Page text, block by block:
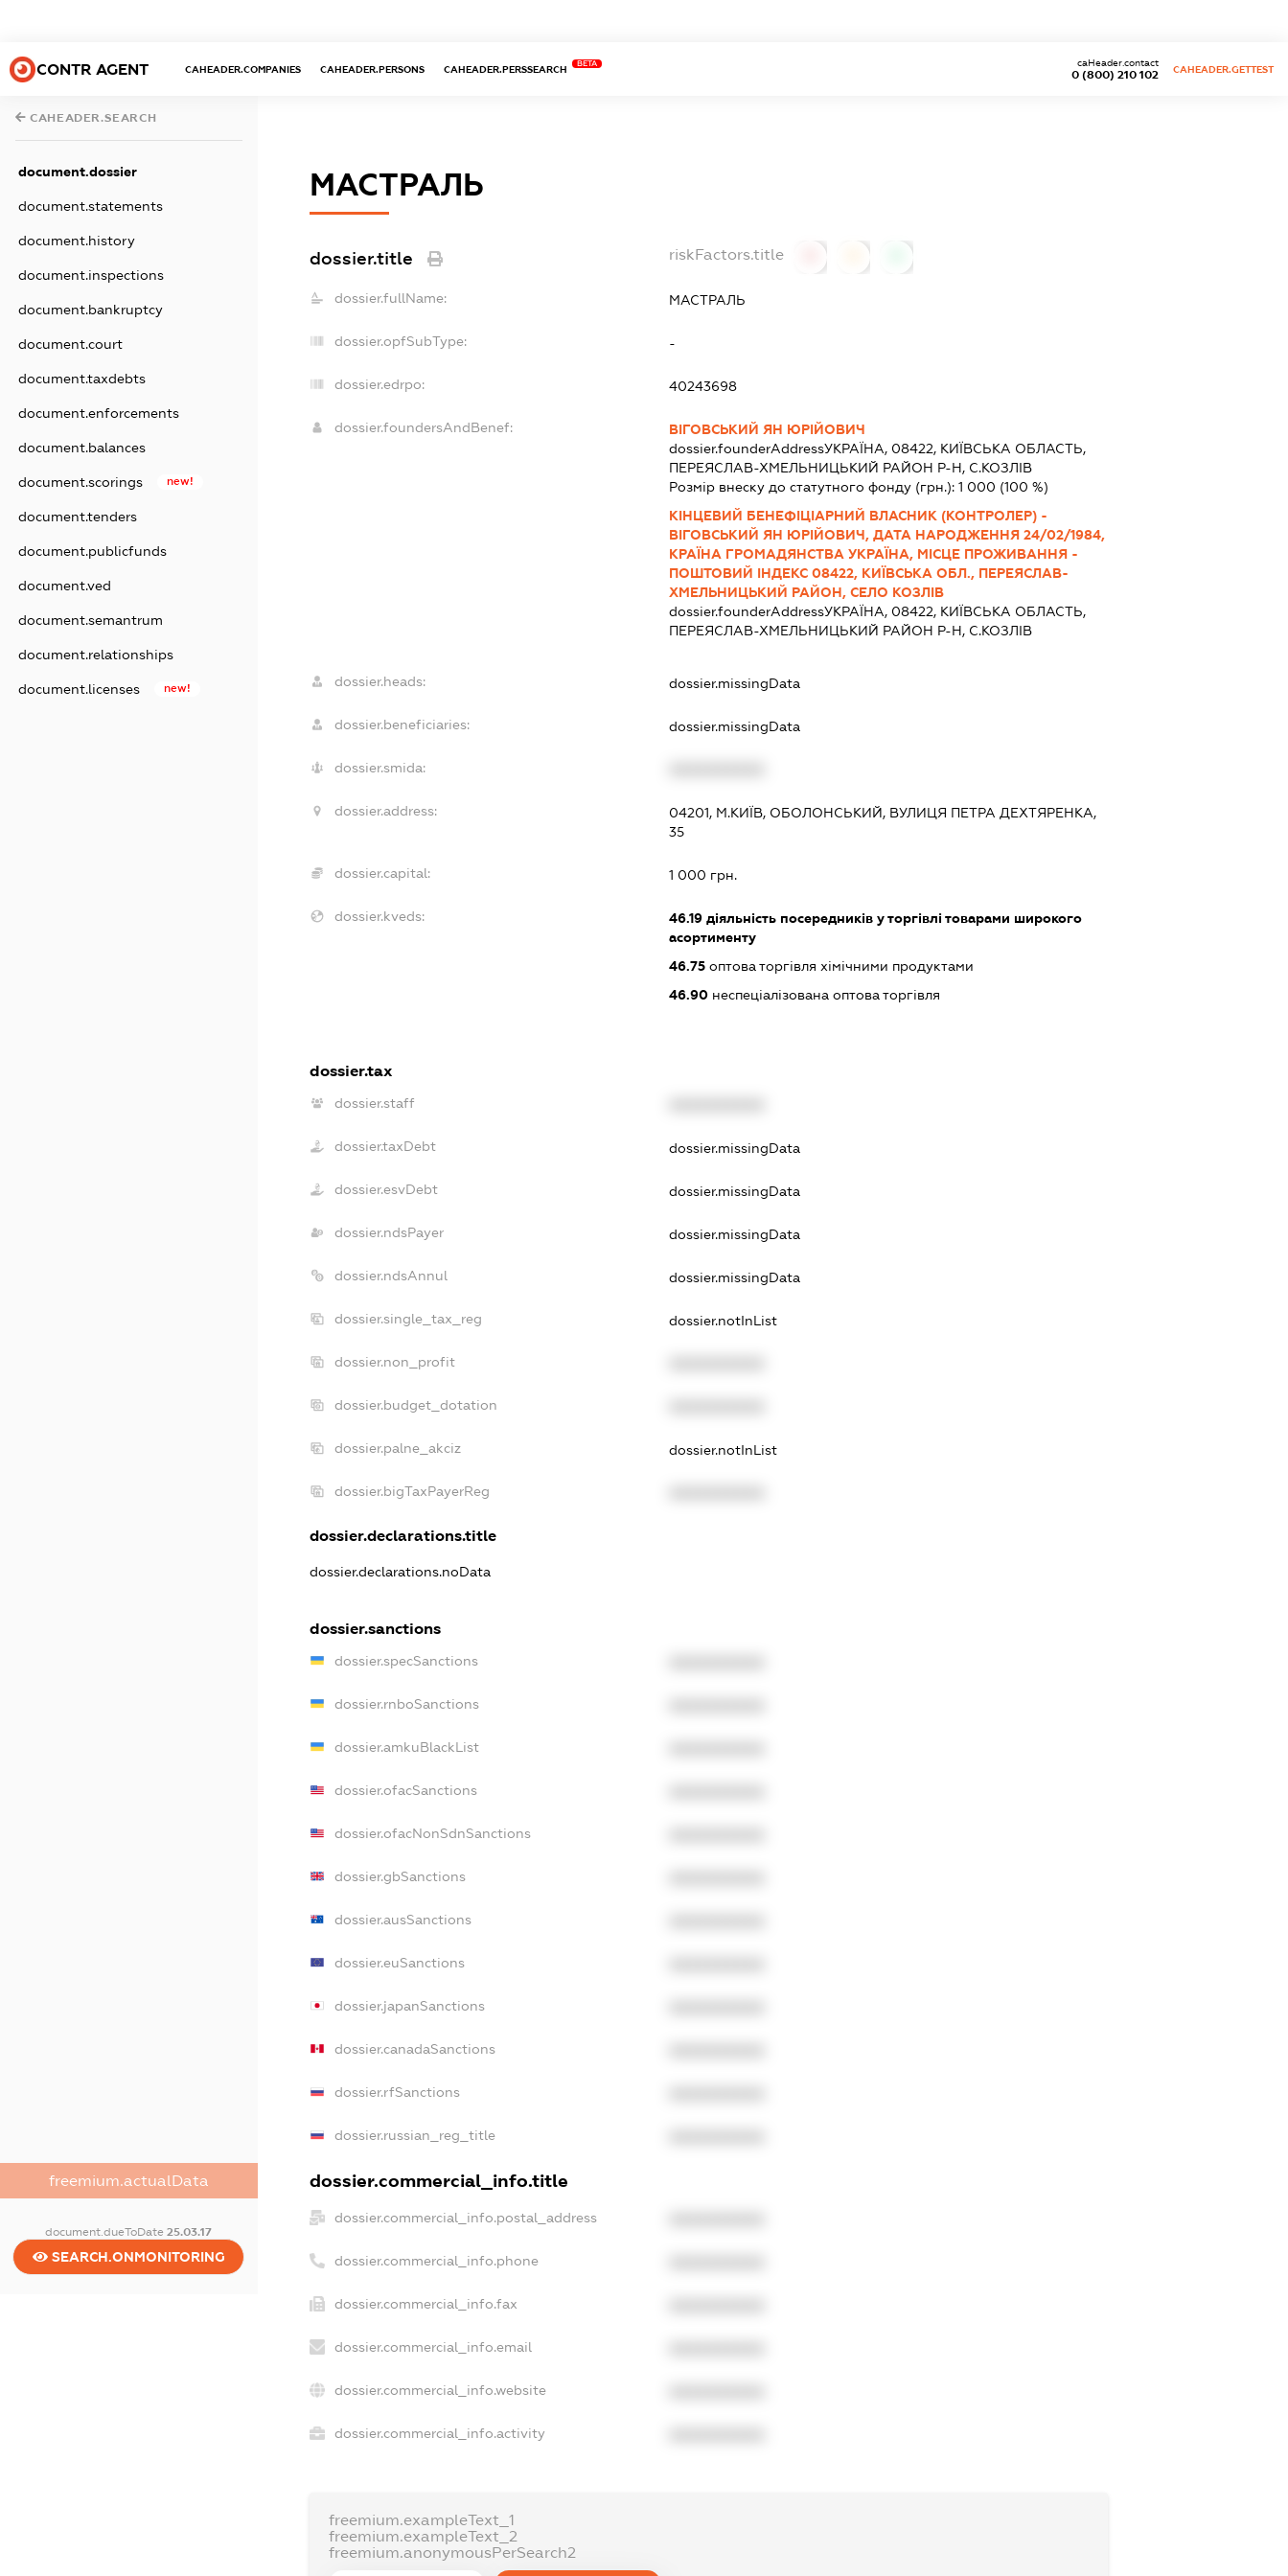
CONTR AGENT CAHEADER.COMPANIES CAHEADER.PERSONS CAHEADER.PERSSEARCH
BETA
0 (800) 210 102
caHeader.contact
CAHEADER.GETTEST
CAHEADER.SEARCH
document.dossier
document.statements
document.history
document.inspections
document.bankruptcy
document.court
document.taxdebts
document.enforcements
document.balances
document.scorings new!
document.tenders
document.publicfunds
document.ved
document.semantrum
document.relationships
document.licenses new!
freemium.actualData
document.dueToDate25.03.17
SEARCH.ONMONITORING
МАСТРАЛЬ
dossier.title riskFactors.title
dossier.fullName: МАСТРАЛЬ
dossier.opfSubType: -
dossier.edrpo: 40243698
dossier.foundersAndBenef:
ВІГОВСЬКИЙ ЯН ЮРІЙОВИЧ
dossier.founderAddressУКРАЇНА, 08422, КИЇВСЬКА ОБЛАСТЬ,
ПЕРЕЯСЛАВ-ХМЕЛЬНИЦЬКИЙ РАЙОН Р-Н, С.КОЗЛІВ
Розмір внеску до статутного фонду (грн.): 1 000 (100 %)
КІНЦЕВИЙ БЕНЕФІЦІАРНИЙ ВЛАСНИК (КОНТРОЛЕР) -
ВІГОВСЬКИЙ ЯН ЮРІЙОВИЧ, ДАТА НАРОДЖЕННЯ 24/02/1984,
КРАЇНА ГРОМАДЯНСТВА УКРАЇНА, МІСЦЕ ПРОЖИВАННЯ -
ПОШТОВИЙ ІНДЕКС 08422, КИЇВСЬКА ОБЛ., ПЕРЕЯСЛАВ-
ХМЕЛЬНИЦЬКИЙ РАЙОН, СЕЛО КОЗЛІВ
dossier.founderAddressУКРАЇНА, 08422, КИЇВСЬКА ОБЛАСТЬ,
ПЕРЕЯСЛАВ-ХМЕЛЬНИЦЬКИЙ РАЙОН Р-Н, С.КОЗЛІВ
dossier.heads: dossier.missingData
dossier.beneficiaries: dossier.missingData
dossier.smida:
dossier.address:
04201, М.КИЇВ, ОБОЛОНСЬКИЙ, ВУЛИЦЯ ПЕТРА ДЕХТЯРЕНКА,
35
dossier.capital: 1 000 грн.
dossier.kveds: 46.19діяльність посередників у торгівлі товарами широкого
асортименту
46.75оптова торгівля хімічними продуктами
46.90неспеціалізована оптова торгівля
dossier.tax
dossier.staff
dossier.taxDebt dossier.missingData
dossier.esvDebt dossier.missingData
dossier.ndsPayer dossier.missingData
dossier.ndsAnnul dossier.missingData
dossier.single_tax_reg dossier.notInList
dossier.non_profit
dossier.budget_dotation
dossier.palne_akciz dossier.notInList
dossier.bigTaxPayerReg
dossier.declarations.title
dossier.declarations.noData
dossier.sanctions
dossier.specSanctions
dossier.rnboSanctions
dossier.amkuBlackList
dossier.ofacSanctions
dossier.ofacNonSdnSanctions
dossier.gbSanctions
dossier.ausSanctions
dossier.euSanctions
dossier.japanSanctions
dossier.canadaSanctions
dossier.rfSanctions
dossier.russian_reg_title
dossier.commercial_info.title
dossier.commercial_info.postal_address
dossier.commercial_info.phone
dossier.commercial_info.fax
dossier.commercial_info.email
dossier.commercial_info.website
dossier.commercial_info.activity
freemium.exampleText_1
freemium.exampleText_2
freemium.anonymousPerSearch2